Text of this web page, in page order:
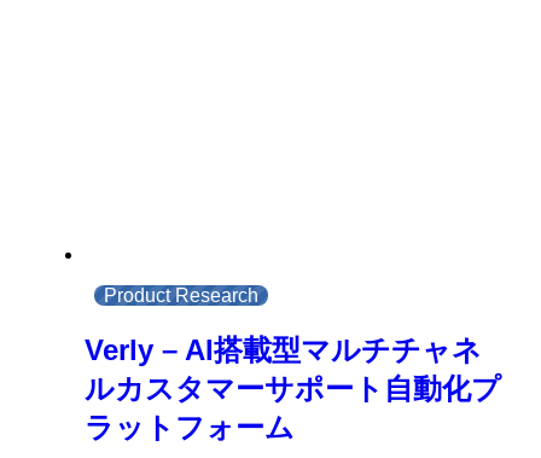
Product Research
Verly – AI搭載型マルチチャネ
ルカスタマーサポート自動化プ
ラットフォーム